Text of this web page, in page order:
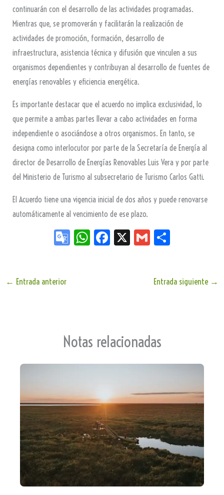
continuarán con el desarrollo de las actividades programadas.
Mientras que, se promoverán y facilitarán la realización de
actividades de promoción, formación, desarrollo de
infraestructura, asistencia técnica y difusión que vinculen a sus
organismos dependientes y contribuyan al desarrollo de fuentes de
energías renovables y eficiencia energética.
Es importante destacar que el acuerdo no implica exclusividad, lo
que permite a ambas partes llevar a cabo actividades en forma
independiente o asociándose a otros organismos. En tanto, se
designa como interlocutor por parte de la Secretaría de Energía al
director de Desarrollo de Energías Renovables Luis Vera y por parte
del Ministerio de Turismo al subsecretario de Turismo Carlos Gatti.
El Acuerdo tiene una vigencia inicial de dos años y puede renovarse
automáticamente al vencimiento de ese plazo.
Go
te
W
Fa
X
G
← Entrada anterior Entrada siguiente →
Notas relacionadas